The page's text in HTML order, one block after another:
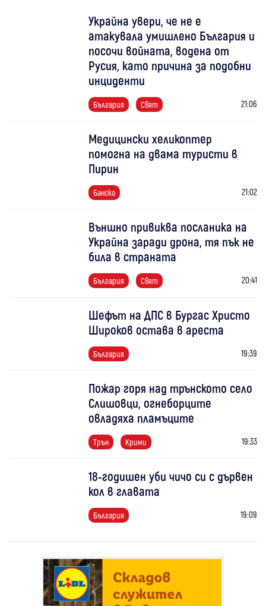
Украйна увери, че не е
атакувала умишлено България и
посочи войната, водена от
Русия, като причина за подобни
инциденти
България Свят 21:06
Медицински хеликоптер
помогна на двама туристи в
Пирин
Банско 21:02
Външно привиква посланика на
Украйна заради дрона, тя пък не
била в страната
България Свят 20:41
Шефът на ДПС в Бургас Христо
Широков остава в ареста
България 19:39
Пожар горя над трънското село
Слишовци, огнеборците
овладяха пламъците
Трън Крими 19:33
18-годишен уби чичо си с дървен
кол в главата
България 19:09